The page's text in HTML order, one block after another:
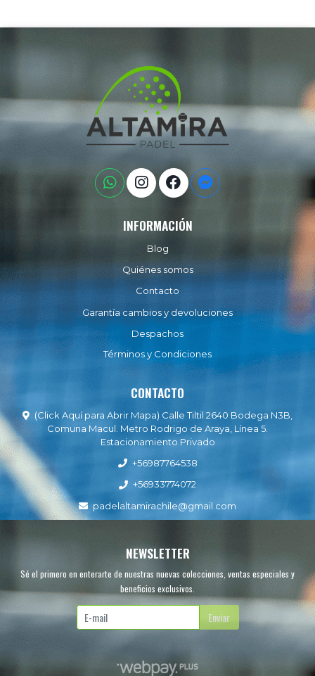
INFORMACIÓN
Blog
Quiénes somos
Contacto
Garantía cambios y devoluciones
Despachos
Términos y Condiciones
CONTACTO
(Click Aquí para Abrir Mapa) Calle Tiltil 2640 Bodega N3B,
Comuna Macul. Metro Rodrigo de Araya, Línea 5.
Estacionamiento Privado
+56987764538
+56933774072
padelaltamirachile@gmail.com
NEWSLETTER
Sé el primero en enterarte de nuestras nuevas colecciones, ventas especiales y
beneficios exclusivos.
Enviar